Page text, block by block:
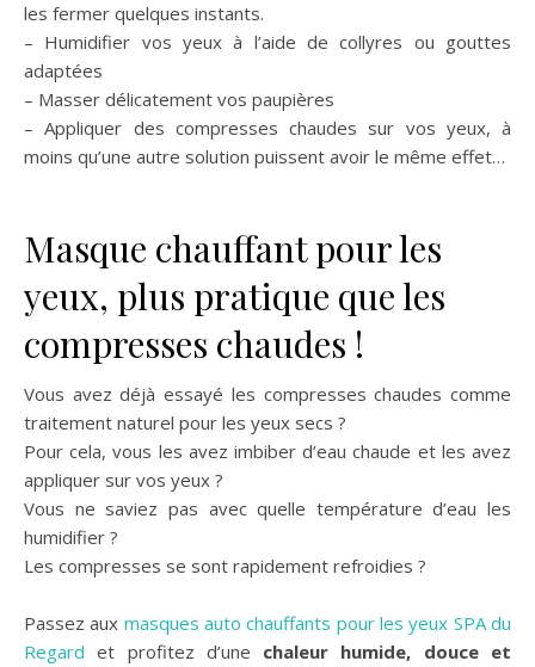
les fermer quelques instants.
– Humidifier vos yeux à l’aide de collyres ou gouttes
adaptées
– Masser délicatement vos paupières
– Appliquer des compresses chaudes sur vos yeux, à
moins qu’une autre solution puissent avoir le même effet…
Masque chauffant pour les
yeux, plus pratique que les
compresses chaudes !
Vous avez déjà essayé les compresses chaudes comme
traitement naturel pour les yeux secs ?
Pour cela, vous les avez imbiber d’eau chaude et les avez
appliquer sur vos yeux ?
Vous ne saviez pas avec quelle température d’eau les
humidifier ?
Les compresses se sont rapidement refroidies ?
Passez aux masques auto chauffants pour les yeux SPA du
Regard et profitez d’une chaleur humide, douce et